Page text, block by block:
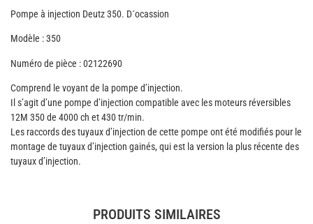
Pompe à injection Deutz 350. D´ocassion
Modèle : 350
Numéro de pièce : 02122690
Comprend le voyant de la pompe d’injection.
Il s’agit d’une pompe d’injection compatible avec les moteurs réversibles
12M 350 de 4000 ch et 430 tr/min.
Les raccords des tuyaux d’injection de cette pompe ont été modifiés pour le
montage de tuyaux d’injection gainés, qui est la version la plus récente des
tuyaux d’injection.
PRODUITS SIMILAIRES